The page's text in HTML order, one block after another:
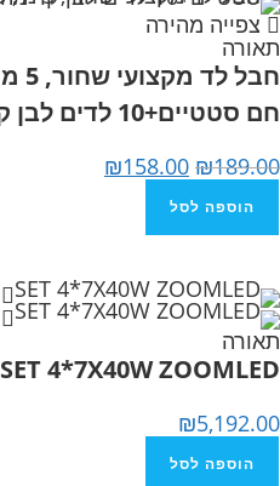
צפייה מהירה
תאורה
חם סטטיים+10 לדים לבן קר מהבהב
₪189.00
₪158.00
הוספה לסל
תאורה
SET 4*7X40W ZOOMLED
₪5,192.00
הוספה לסל